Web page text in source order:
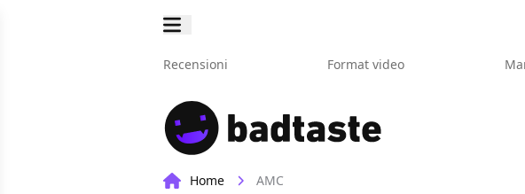
Recensioni Format video
Home AMC